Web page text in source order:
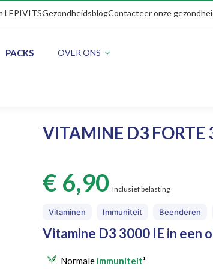
LEPIVITSGezondheidsblogContacteer onze
PACKS OVER ONS
VITAMINE D3 FORTE
€ 6,90 Inclusief belasting
Vitaminen Immuniteit Beenderen
Vitamine D3 3000 IE in een
Normale immuniteit¹